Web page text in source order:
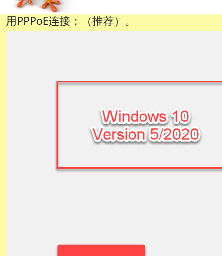
用PPPoE连接：（推荐）。